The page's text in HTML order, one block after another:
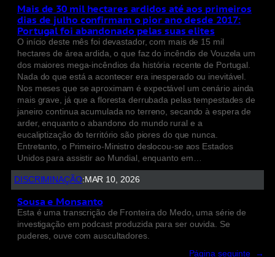
Mais de 30 mil hectares ardidos até aos primeiros
dias de julho confirmam o pior ano desde 2017:
Portugal foi abandonado pelas suas elites
O início deste mês foi devastador, com mais de 15 mil
hectares de área ardida, o que faz do incêndio de Vouzela um
dos maiores mega-incêndios da história recente de Portugal.
Nada do que está a acontecer era inesperado ou inevitável.
Nos meses que se aproximam é expectável um cenário ainda
mais grave, já que a floresta derrubada pelas tempestades de
janeiro continua acumulada no terreno, secando à espera de
arder, enquanto o abandono do mundo rural e a
eucaliptização do território são piores do que nunca.
Entretanto, o Primeiro-Ministro deslocou-se aos Estados
Unidos para assistir ao Mundial, enquanto em…
DISCRIMINAÇÃO: MAR 10, 2026
Sousa e Monsanto
Esta é uma transcrição de Fronteira do Medo, uma série de
investigação em podcast produzida para ser ouvida. Se
puderes, ouve com auscultadores.
Página seguinte →